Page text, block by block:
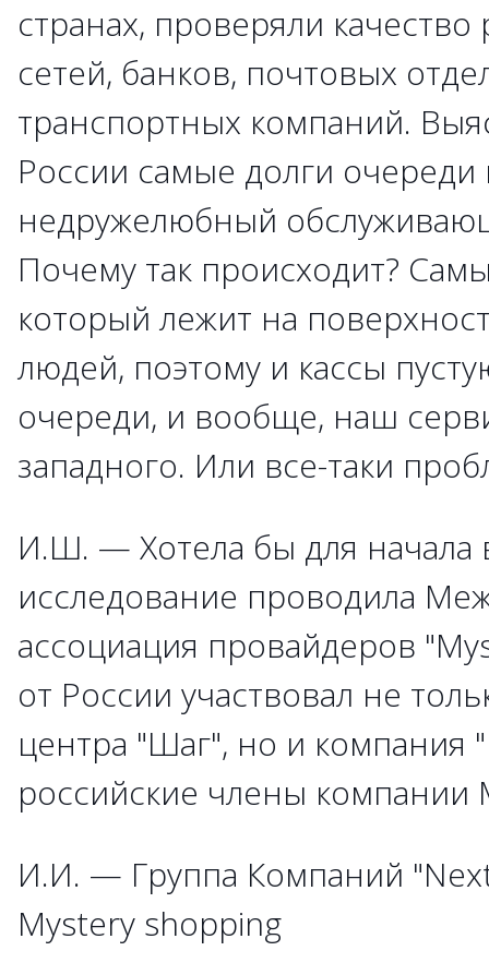
странах, проверяли
сетей, банков, почтовых
транспортных компаний.
России самые долги
недружелюбный
Почему так происходит?
который лежит на
людей, поэтому и кассы
очереди, и вообще, наш
западного. Или все-таки
И.Ш. — Хотела бы для начала
исследование проводила
ассоциация провайдеров
от России участвовал не
центра "Шаг", но и компания
российские члены компании
И.И. — Группа Компаний
Mystery shopping